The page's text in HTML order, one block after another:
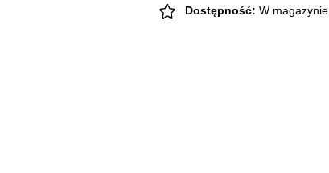
Łąki
Dostępność: W magazynie